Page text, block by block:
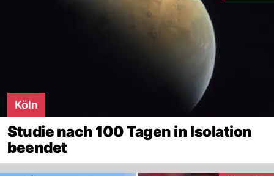
Köln
Studie nach 100 Tagen in Isolation
beendet